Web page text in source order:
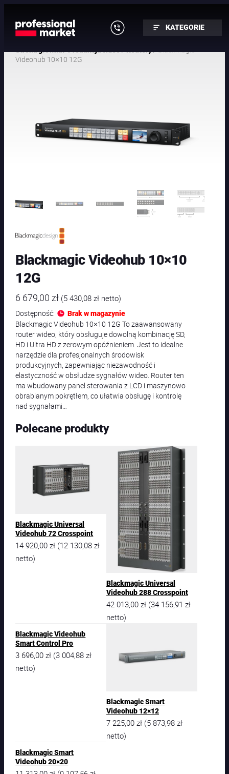
KATEGORIE
/ /
/ Blackmagic
Videohub 10×10 12G
Blackmagic Videohub 10×10
12G
6 679,00zł (5 430,08zł netto)
Dostępność:
Brak w magazynie
Blackmagic Videohub 10×10 12G To zaawansowany
router wideo, który obsługuje dowolną kombinację SD,
HD i Ultra HD z zerowym opóźnieniem. Jest to idealne
narzędzie dla profesjonalnych środowisk
produkcyjnych, zapewniając niezawodność i
elastyczność w obsłudze sygnałów wideo. Router ten
ma wbudowany panel sterowania z LCD i maszynowo
obrabianym pokrętłem, co ułatwia obsługę i kontrolę
nad sygnałami…
Polecane produkty
Blackmagic Universal
Videohub 72 Crosspoint
14 920,00zł (12 130,08zł
netto)
Blackmagic Universal
Videohub 288 Crosspoint
42 013,00 zł (34 156,91 zł
netto)
Blackmagic Videohub
Smart Control Pro
3 696,00zł (3 004,88zł
netto)
Blackmagic Smart
Videohub 12×12
7 225,00 zł (5 873,98 zł
netto)
Blackmagic Smart
Videohub 20×20